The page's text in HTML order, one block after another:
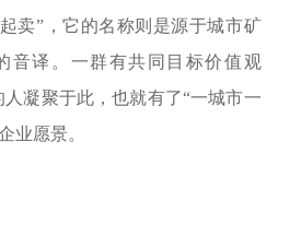
卖”，它的名称则是源于城市矿
音译。一群有共同目标价值观
凝聚于此，也就有了“一城市一
业愿景。